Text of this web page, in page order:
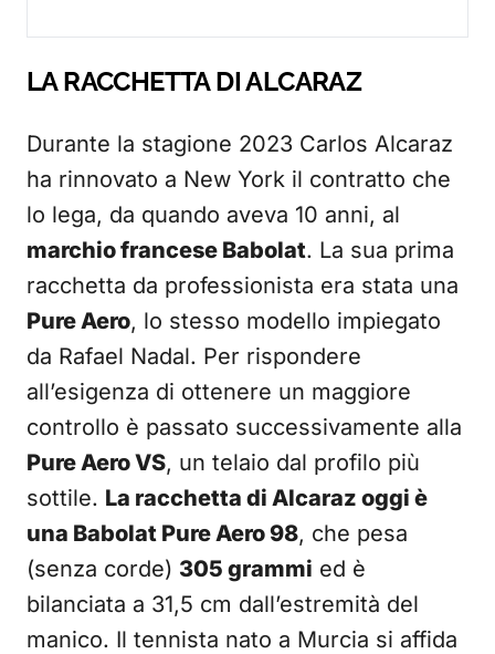
LA RACCHETTA DI ALCARAZ
Durante la stagione 2023 Carlos Alcaraz
ha rinnovato a New York il contratto che
lo lega, da quando aveva 10 anni, al
marchio francese Babolat. La sua prima
racchetta da professionista era stata una
Pure Aero, lo stesso modello impiegato
da Rafael Nadal. Per rispondere
all’esigenza di ottenere un maggiore
controllo è passato successivamente alla
Pure Aero VS, un telaio dal profilo più
sottile. La racchetta di Alcaraz oggi è
una Babolat Pure Aero 98, che pesa
(senza corde) 305 grammi ed è
bilanciata a 31,5 cm dall’estremità del
manico. Il tennista nato a Murcia si affida